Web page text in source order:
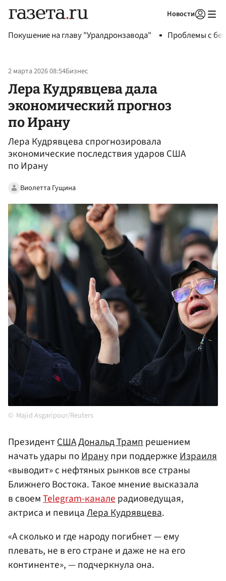
Новости
Покушение на главу "Уралдронзавода" Проблемы с
2 марта 2026 08:54Бизнес
Лера Кудрявцева дала
экономический прогноз
по Ирану
Лера Кудрявцева спрогнозировала
экономические последствия ударов США
по Ирану
Виолетта Гущина
Majid Asgaripour/Reuters
ПрезидентСШАДональд Трампрешением
начать удары поИранупри поддержкеИзраиля
«выводит» с нефтяных рынков все страны
Ближнего Востока. Такое мнение высказала
в своемTelegram-каналерадиоведущая,
актриса и певицаЛера Кудрявцева.
«А сколько и где народу погибнет — ему
плевать, не в его стране и даже не на его
континенте», — подчеркнула она.